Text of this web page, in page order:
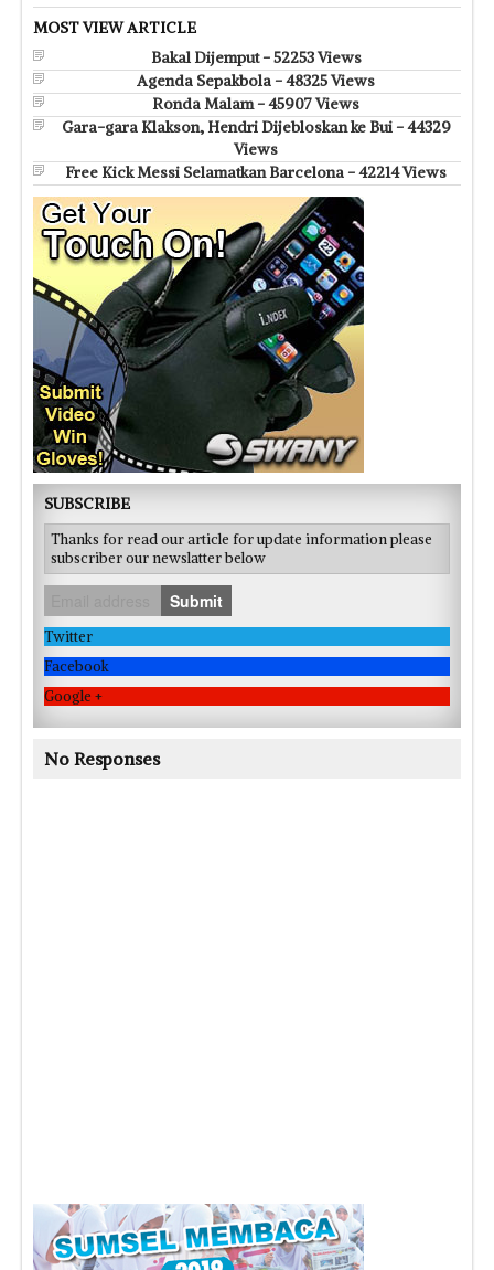
MOST VIEW ARTICLE
Bakal Dijemput - 52253 Views
Agenda Sepakbola - 48325 Views
Ronda Malam - 45907 Views
Gara-gara Klakson, Hendri Dijebloskan ke Bui - 44329
Views
Free Kick Messi Selamatkan Barcelona - 42214 Views
SUBSCRIBE
Thanks for read our article for update information please
subscriber our newslatter below
Submit
Twitter
Facebook
Google +
No Responses